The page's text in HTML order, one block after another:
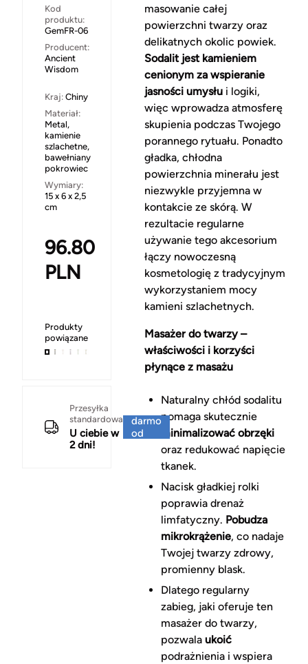
Kod
produktu:
GemFR-06
Producent:
Ancient
Wisdom
Kraj: Chiny
Materiał:
Metal,
kamienie
szlachetne,
bawełniany
pokrowiec
Wymiary:
15 x 6 x 2,5
cm
96.80
PLN
Produkty
powiązane
Przesyłka
standardowa
U ciebie w
2 dni!
darmo
od
masowanie całej
powierzchni twarzy oraz
delikatnych okolic powiek.
Sodalit jest kamieniem
cenionym za wspieranie
jasności umysłui logiki,
więc wprowadza atmosferę
skupienia podczas Twojego
porannego rytuału. Ponadto
gładka, chłodna
powierzchnia minerału jest
niezwykle przyjemna w
kontakcie ze skórą. W
rezultacie regularne
używanie tego akcesorium
łączy nowoczesną
kosmetologię z tradycyjnym
wykorzystaniem mocy
kamieni szlachetnych.
Masażer do twarzy –
właściwości i korzyści
płynące z masażu
Naturalny chłód sodalitu
pomaga skutecznie
minimalizować obrzęki
oraz redukować napięcie
tkanek.
Nacisk gładkiej rolki
poprawia drenaż
limfatyczny. Pobudza
mikrokrążenie, co nadaje
Twojej twarzy zdrowy,
promienny blask.
Dlatego regularny
zabieg, jaki oferuje ten
masażer do twarzy,
pozwala ukoić
podrażnienia i wspiera